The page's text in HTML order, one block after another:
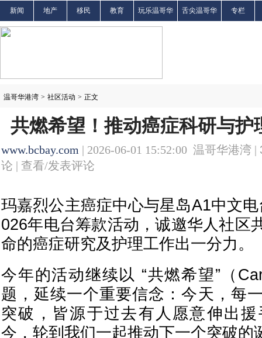
新闻 地产 移民 教育 玩乐温哥华 舌尖温哥华 专栏
温哥华港湾 > 社区活动 > 正文
共燃希望！推动癌症科研与护
www.bcbay.com | 2026-06-01 15:52:00 温哥华港湾 |
论 | 查看/发表评论
玛嘉烈公主癌症中心与星岛A1中文
026年电台筹款活动，诚邀华人社区
命的癌症研究及护理工作出一分力。
今年的活动继续以 “共燃希望”（
题，延续一个重要信念：今天，每
突破，皆源于过去有人愿意伸出
今，轮到我们一起推动下一个突破的